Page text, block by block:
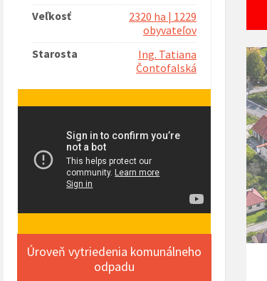
Veľkosť
2320 ha | 1229
obyvateľov
Starosta
Ing. Tatiana
Čontofalská
Úroveň vytriedenia komunálneho
odpadu